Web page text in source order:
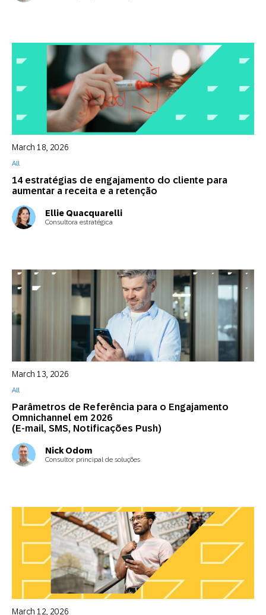
14 estratégias de engajamento do cliente para
aumentar a receita e a retenção
March 18, 2026
All
Ellie Quacquarelli
Consultora estratégica
Parâmetros de Referência para o Engajamento
Omnichannel em 2026
(E-mail, SMS, Notificações Push)
March 13, 2026
All
Nick Odom
Consultor principal de soluções
March 12, 2026